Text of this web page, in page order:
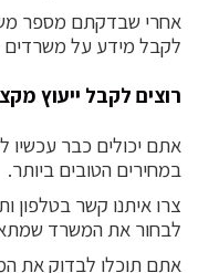
אחרי שבדקתם מספר
לקבל מידע על משרדים
רוצים לקבל ייעוץ
אתם יכולים כבר עכשיו
במחירים הטובים ביותר.
צרו איתנו קשר בטלפון
לבחור את המשרד
אתם תוכלו לבדוק את